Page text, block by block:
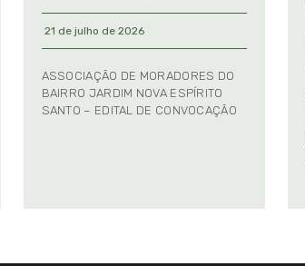
21 de julho de 2026
ASSOCIAÇÃO DE MORADORES DO
BAIRRO JARDIM NOVA ESPÍRITO
SANTO – EDITAL DE CONVOCAÇÃO